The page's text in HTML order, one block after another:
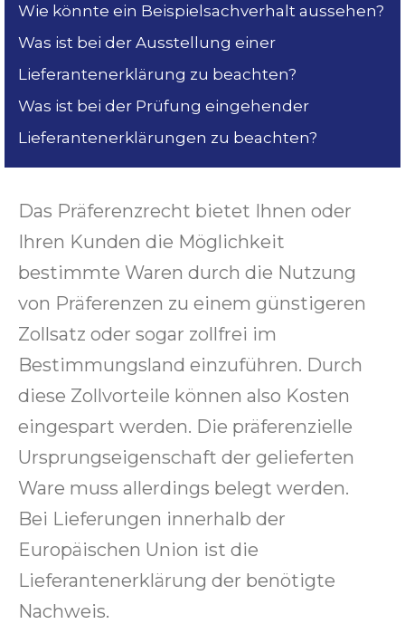
Wie könnte ein Beispielsachverhalt aussehen?
Was ist bei der Ausstellung einer
Lieferantenerklärung zu beachten?
Was ist bei der Prüfung eingehender
Lieferantenerklärungen zu beachten?
Das Präferenzrecht bietet Ihnen oder
Ihren Kunden die Möglichkeit
bestimmte Waren durch die Nutzung
von Präferenzen zu einem günstigeren
Zollsatz oder sogar zollfrei im
Bestimmungsland einzuführen. Durch
diese Zollvorteile können also Kosten
eingespart werden. Die präferenzielle
Ursprungseigenschaft der gelieferten
Ware muss allerdings belegt werden.
Bei Lieferungen innerhalb der
Europäischen Union ist die
Lieferantenerklärung der benötigte
Nachweis.